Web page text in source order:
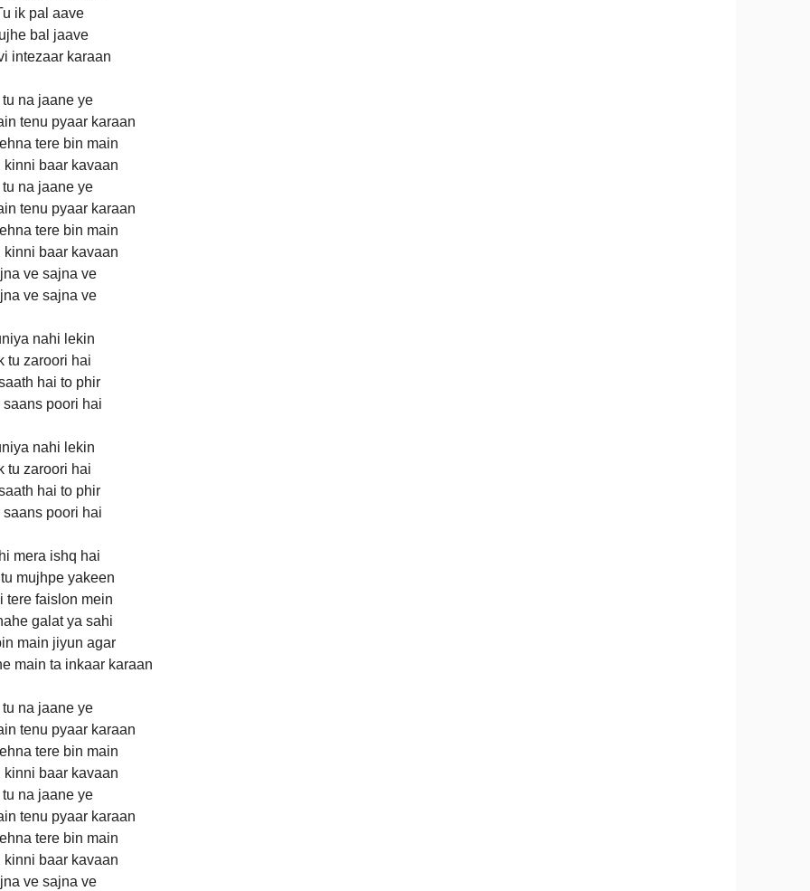
ik pal aave
bal jaave
intezaar karaan
na jaane ye
tenu pyaar karaan
tere bin main
kinni baar kavaan
na jaane ye
tenu pyaar karaan
tere bin main
kinni baar kavaan
ve sajna ve
ve sajna ve
nahi lekin
tu zaroori hai
hai to phir
saans poori hai
nahi lekin
tu zaroori hai
hai to phir
saans poori hai
mera ishq hai
mujhpe yakeen
tere faislon mein
galat ya sahi
main jiyun agar
main ta inkaar karaan
na jaane ye
tenu pyaar karaan
tere bin main
kinni baar kavaan
na jaane ye
tenu pyaar karaan
tere bin main
kinni baar kavaan
ve sajna ve